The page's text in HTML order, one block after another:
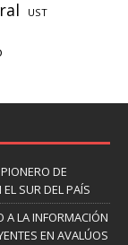
UST
DE
SUR DEL PAÍS
A LA INFORMACIÓN
EN AVALÚOS